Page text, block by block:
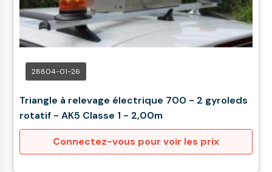
28804-01-26
Triangle à relevage électrique 700 - 2 gyroleds
rotatif - AK5 Classe 1 - 2,00m
Connectez-vous pour voir les prix